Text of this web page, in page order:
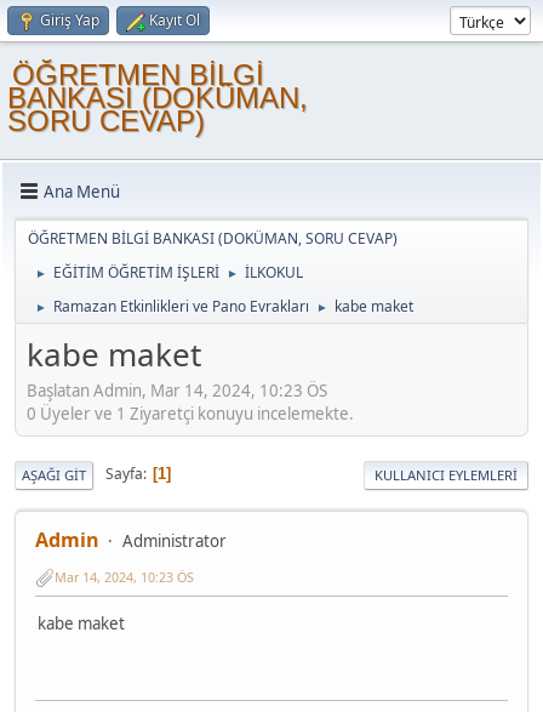
Giriş Yap Kayıt Ol
ÖĞRETMEN BİLGİ
BANKASI (DOKÜMAN,
SORU CEVAP)
Ana Menü
ÖĞRETMEN BİLGİ BANKASI (DOKÜMAN, SORU CEVAP)
► EĞİTİM ÖĞRETİM İŞLERİ ► İLKOKUL
► Ramazan Etkinlikleri ve Pano Evrakları ► kabe maket
kabe maket
Başlatan Admin, Mar 14, 2024, 10:23 ÖS
0 Üyeler ve 1 Ziyaretçi konuyu incelemekte.
AŞAĞI GIT Sayfa 1 KULLANICI EYLEMLERI
Admin Administrator
Mar 14, 2024, 10:23 ÖS
kabe maket